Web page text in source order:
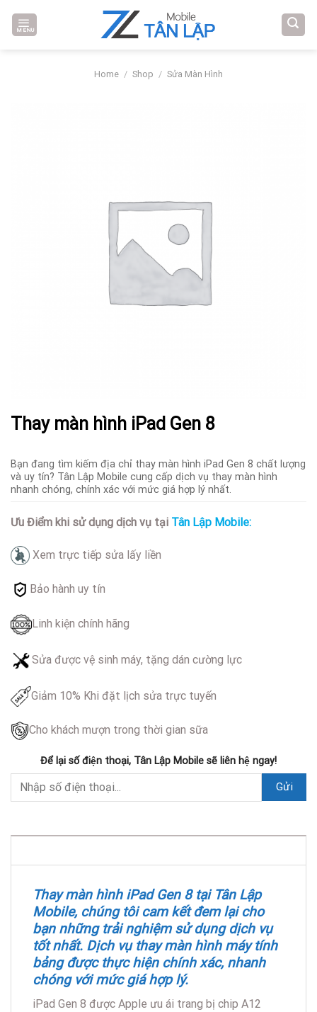
MENU
Home / Shop / Sửa Màn Hình
Thay màn hình iPad Gen 8
Bạn đang tìm kiếm địa chỉ thay màn hình iPad Gen 8 chất lượng
và uy tín? Tân Lập Mobile cung cấp dịch vụ thay màn hình
nhanh chóng, chính xác với mức giá hợp lý nhất.
Ưu Điểm khi sử dụng dịch vụ tại Tân Lập Mobile:
Xem trực tiếp sửa lấy liền
Bảo hành uy tín
Linh kiện chính hãng
Sửa được vệ sinh máy, tặng dán cường lực
Giảm 10% Khi đặt lịch sửa trực tuyến
Cho khách mượn trong thời gian sữa
Để lại số điện thoại, Tân Lập Mobile sẽ liên hệ ngay!
Thay màn hình iPad Gen 8 tại Tân Lập
Mobile, chúng tôi cam kết đem lại cho
bạn những trải nghiệm sử dụng dịch vụ
tốt nhất. Dịch vụ thay màn hình máy tính
bảng được thực hiện chính xác, nhanh
chóng với mức giá hợp lý.
iPad Gen 8 được Apple ưu ái trang bị chip A12